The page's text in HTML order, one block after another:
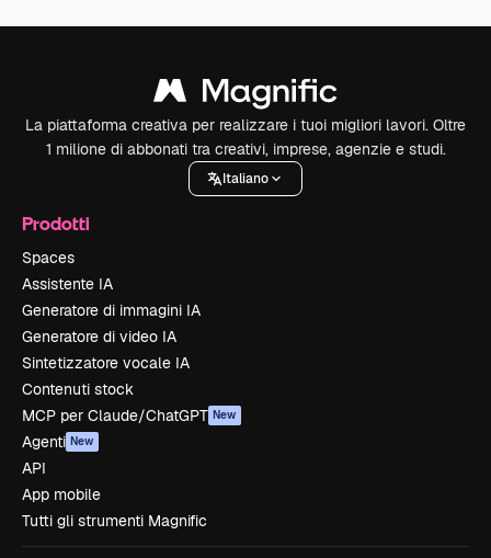
La piattaforma creativa per realizzare i tuoi migliori lavori. Oltre
1 milione di abbonati tra creativi, imprese, agenzie e studi.
Italiano
Prodotti
Spaces
Assistente IA
Generatore di immagini IA
Generatore di video IA
Sintetizzatore vocale IA
Contenuti stock
MCP per Claude/ChatGPT New
Agenti New
API
App mobile
Tutti gli strumenti Magnific